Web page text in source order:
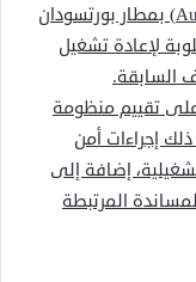
الماضية، برنامج تدقيق أمني وتشغيلي (Audit) بمطار بورتسودان
لإعادة تشغيل
السابقة.
تقييم منظومة
إجراءات أمن
إضافة إلى
المرتبطة